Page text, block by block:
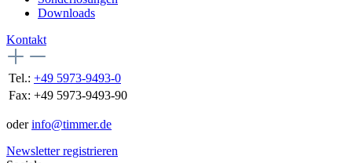
Downloads
Kontakt
Tel.: +49 5973-9493-0
Fax: +49 5973-9493-90
oderinfo@timmer.de
Newsletter registrieren